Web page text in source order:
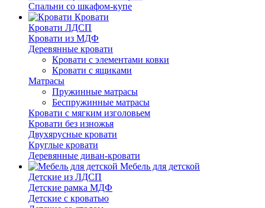
Спальни со шкафом-купе
Кровати
Кровати ЛДСП
Кровати из МДФ
Деревянные кровати
Кровати с элементами ковки
Кровати с ящиками
Матрасы
Пружинные матрасы
Беспружинные матрасы
Кровати с мягким изголовьем
Кровати без изножья
Двухярусные кровати
Круглые кровати
Деревянные диван-кровати
Мебель для детской
Детские из ЛДСП
Детские рамка МДФ
Детские с кроватью